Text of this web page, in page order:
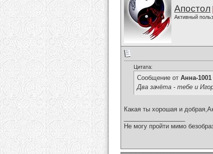
Апостол
Активный
Цитата:
Сообщение от Анна-1001
Два зачёта - тебе и
Какая ты хорошая и
Не могу пройти мимо